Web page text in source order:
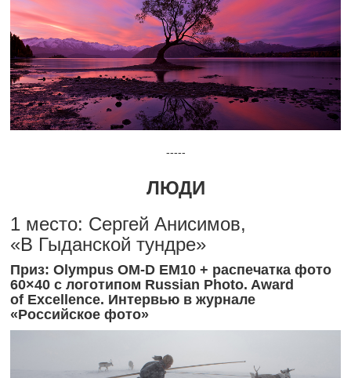
-----
ЛЮДИ
1 место: Сергей Анисимов,
«В Гыданской тундре»
Приз: Olympus OM-D EM10 + распечатка фото
60×40 с логотипом Russian Photo. Award
of Excellence. Интервью в журнале
«Российское фото»